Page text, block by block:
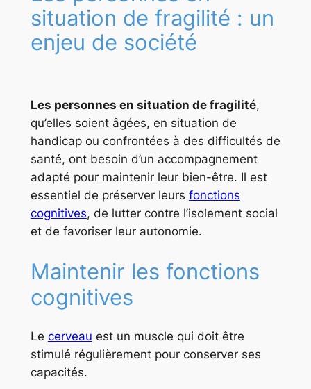
situation de fragilité : un
enjeu de société
Les personnes en situation de fragilité,
qu’elles soient âgées, en situation de
handicap ou confrontées à des difficultés de
santé, ont besoin d’un accompagnement
adapté pour maintenir leur bien-être. Il est
essentiel de préserver leurs fonctions
cognitives, de lutter contre l’isolement social
et de favoriser leur autonomie.
Maintenir les fonctions
cognitives
Le cerveau est un muscle qui doit être
stimulé régulièrement pour conserver ses
capacités.